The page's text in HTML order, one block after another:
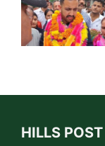
HILLS POST